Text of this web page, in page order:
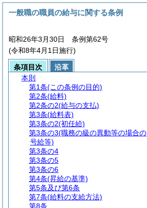
一般職の職員の給与に関する条例
昭和26年3月30日 条例第62号
(令和8年4月1日施行)
条項目次
沿革
本則
第1条(この条例の目的)
第2条(給料)
第2条の2(給与の支払)
第3条(給料表)
第3条の2(初任給)
第3条の3(職務の級の異動等の場合の
号給等)
第3条の4
第3条の5
第3条の6
第4条(昇給の基準)
第5条及び第6条
第7条(給料の支給方法)
第8条